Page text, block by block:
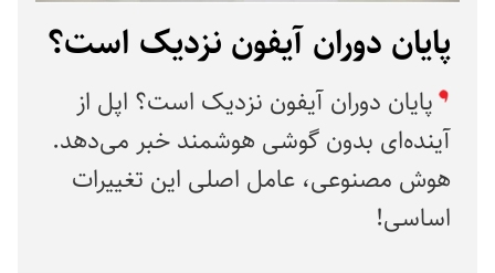
پایان دوران آیفون نزدیک است؟
پایان دوران آیفون نزدیک است؟ اپل از
آینده‌ای بدون گوشی هوشمند خبر می‌دهد.
هوش مصنوعی، عامل اصلی این تغییرات
اساسی!